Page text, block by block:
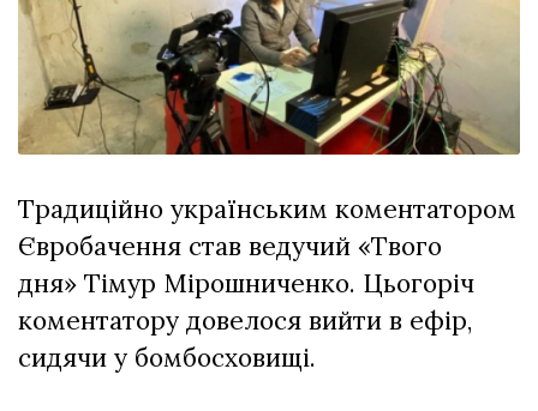
залишив у
Луцьку
три...
27 Липня 2026
765 переглядів
Всі розділи
Лайф
Афіша
ZONE 18+
Традиційно українським коментатором
Євробачення став ведучий «Твого
дня» Тімур Мірошниченко. Цьогоріч
коментатору довелося вийти в ефір,
сидячи у бомбосховищі.